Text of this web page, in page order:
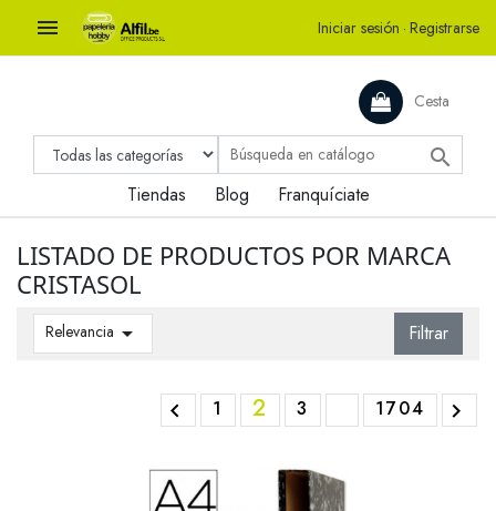
 Iniciar sesión · Registrarse
Cesta

Tiendas Blog Franquíciate
LISTADO DE PRODUCTOS POR MARCA
CRISTASOL
Relevancia  Filtrar
 1 2 3 1704 